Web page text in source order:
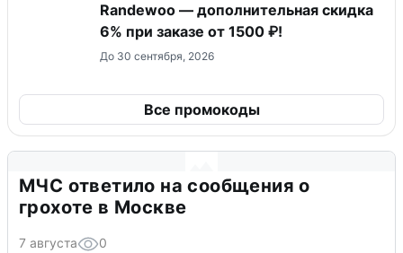
Randewoo — дополнительная скидка
6% при заказе от 1500 ₽!
До 30 сентября, 2026
Все промокоды
МЧС ответило на сообщения о
грохоте в Москве
7 августа 0